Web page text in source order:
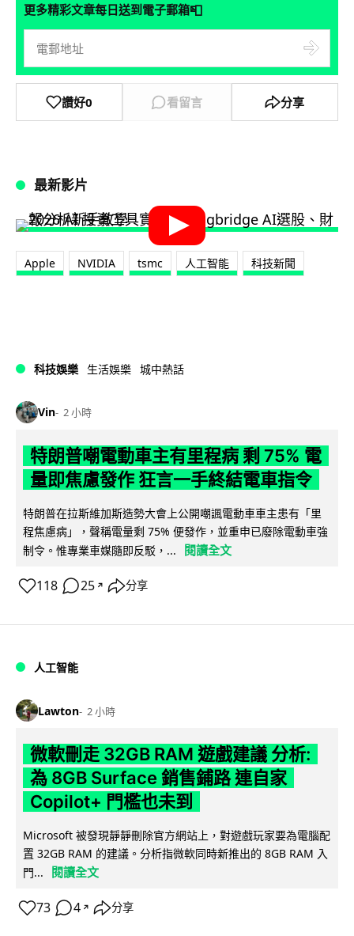
更多精彩文章每日送到電子郵箱📮
讚好0 看留言 分享
最新影片
Apple NVIDIA tsmc 人工智能 科技新聞
科技娛樂 生活娛樂 城中熱話
Vin 2 小時
特朗普嘲電動車主有里程病 剩 75% 電
量即焦慮發作 狂言一手終結電車指令
特朗普在拉斯維加斯造勢大會上公開嘲諷電動車車主患有「里
程焦慮病」，聲稱電量剩 75% 便發作，並重申已廢除電動車強
制令。惟專業車媒隨即反駁，...
閱讀全文
118 25 ↗ 分享
人工智能
Lawton 2 小時
微軟刪走 32GB RAM 遊戲建議 分析:
為 8GB Surface 銷售鋪路 連自家
Copilot+ 門檻也未到
Microsoft 被發現靜靜刪除官方網站上，對遊戲玩家要為電腦配
置 32GB RAM 的建議。分析指微軟同時新推出的 8GB RAM 入
門...
閱讀全文
73 4 ↗ 分享